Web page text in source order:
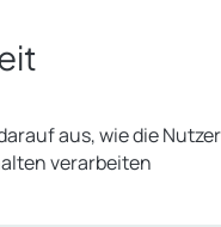
aus, wie die Nutzer
verarbeiten